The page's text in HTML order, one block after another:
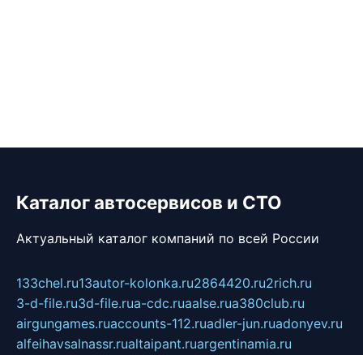
Каталог автосервисов и СТО
Актуальный каталог компаний по всей России
133chel.ru13autor-kolonka.ru2864420.ru2rich.ru
3-d-file.ru3d-file.rua-cdc.ruaalse.rua380club.ru
airgungames.ruaccounts-112.ruadler-jun.ruadonyev.ru
alfeihavsalnassr.rualtaipant.ruargentinamia.ru